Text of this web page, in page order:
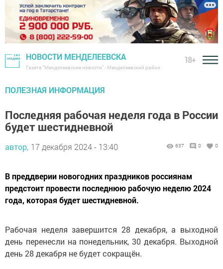
НОВОСТИ МЕНДЕЛЕЕВСКА
Газета "Менделеевские новости" - Менделеевский район
18+
ПОЛЕЗНАЯ ИНФОРМАЦИЯ
Последняя рабочая неделя года в России
будет шестидневной
автор, 17 декабря 2024 - 13:40 637 0 0
В преддверии новогодних праздников россиянам
предстоит провести последнюю рабочую неделю 2024
года, которая будет шестидневной.
Рабочая неделя завершится 28 декабря, а выходной
день перенесли на понедельник, 30 декабря. Выходной
день 28 декабря не будет сокращён.